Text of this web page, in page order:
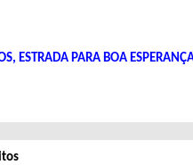
ESTRADA PARA BOA